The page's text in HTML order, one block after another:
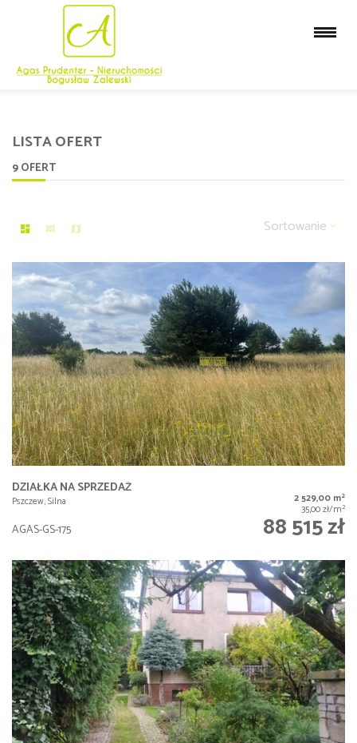
LISTA OFERT
9 OFERT
Sortowanie
DZIAŁKA NA SPRZEDAŻ
Pszczew, Silna 2 529,00 m2
35,00 zł/m2
AGAS-GS-175 88 515 zł